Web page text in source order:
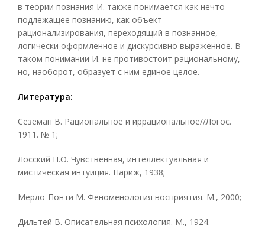
в теории познания И. также понимается как нечто
подлежащее познанию, как объект
рационализирования, переходящий в познанное,
логически оформленное и дискурсивно выраженное. В
таком понимании И. не противостоит рациональному,
но, наоборот, образует с ним единое целое.
Литература:
Сеземан В. Рациональное и иррациональное//Логос.
1911. № 1;
Лосский Н.О. Чувственная, интеллектуальная и
мистическая интуиция. Париж, 1938;
Мерло-Понти М. Феноменология восприятия. М., 2000;
Дильтей В. Описательная психология. М., 1924.